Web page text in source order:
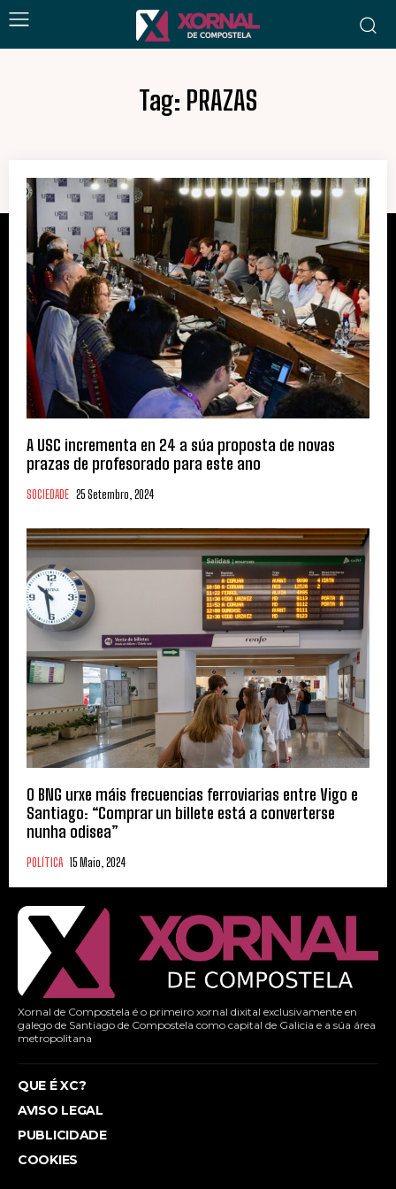
Tag: PRAZAS
A USC incrementa en 24 a súa proposta de novas
prazas de profesorado para este ano
SOCIEDADE 25 Setembro, 2024
O BNG urxe máis frecuencias ferroviarias entre Vigo e
Santiago: “Comprar un billete está a converterse
nunha odisea”
POLÍTICA 15 Maio, 2024
Xornal de Compostela é o primeiro xornal dixital exclusivamente en
galego de Santiago de Compostela como capital de Galicia e a súa área
metropolitana
QUE É XC?
AVISO LEGAL
PUBLICIDADE
COOKIES